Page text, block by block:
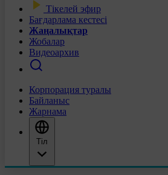
Тікелей эфир
Бағдарлама кестесі
Жаңалықтар
Жобалар
Видеоархив
Корпорация туралы
Байланыс
Жарнама
Тіл